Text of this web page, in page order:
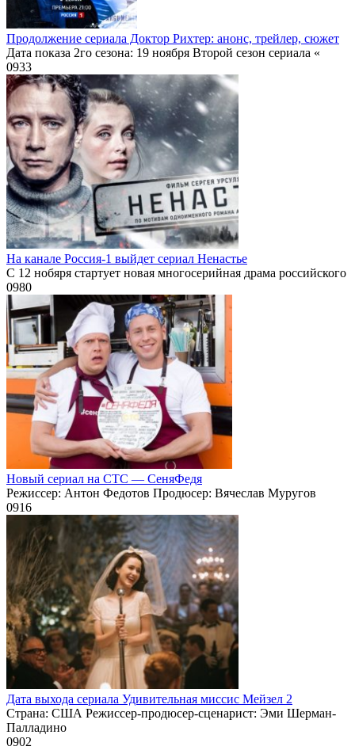
Продолжение сериала Доктор Рихтер: анонс, трейлер, сюжет
Дата показа 2го сезона: 19 ноября Второй сезон сериала «
0933
На канале Россия-1 выйдет сериал Ненастье
С 12 нобяря стартует новая многосерийная драма российского
0980
Новый сериал на СТС — СеняФедя
Режиссер: Антон Федотов Продюсер: Вячеслав Муругов
0916
Дата выхода сериала Удивительная миссис Мейзел 2
Страна: США Режиссер-продюсер-сценарист: Эми Шерман-
Палладино
0902